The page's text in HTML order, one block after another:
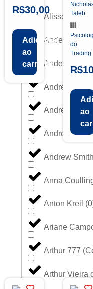
Alisson Melo
Anderson
Anderson
André Fogaça
André
André
Andrew Smith
Anna
Anton Kreil (0
Ariane
Arthur 777
Arthur Vieira
R$30,00
Adicionar
ao
carrinho
Taleb
do
Trading
R$
ao